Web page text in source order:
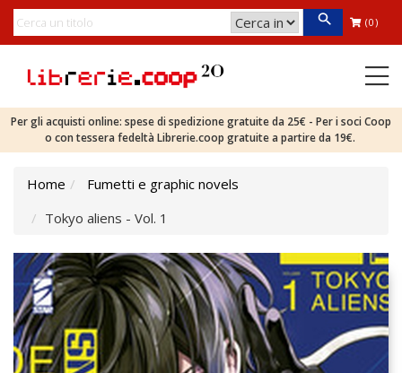
(0)
Per gli acquisti online: spese di spedizione gratuite da 25€ - Per i soci Coop
o con tessera fedeltà Librerie.coop gratuite a partire da 19€.
Home
Fumetti e graphic novels
Tokyo aliens - Vol. 1